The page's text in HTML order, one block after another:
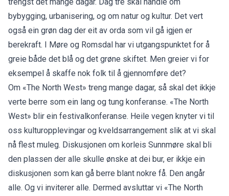
bybygging, urbanisering, og om natur og kultur. Det vert
også ein grøn dag der eit av orda som vil gå igjen er
berekraft. I Møre og Romsdal har vi utgangspunktet for å
greie både det blå og det grøne skiftet. Men greier vi for
eksempel å skaffe nok folk til å gjennomføre det?
Om «The North West» treng mange dagar, så skal det ikkje
verte berre som ein lang og tung konferanse. «The North
West» blir ein festivalkonferanse. Heile vegen knyter vi til
oss kulturopplevingar og kveldsarrangement slik at vi skal
nå flest muleg. Diskusjonen om korleis Sunnmøre skal bli
den plassen der alle skulle ønske at dei bur, er ikkje ein
diskusjonen som kan gå berre blant nokre få. Den angår
alle. Og vi inviterer alle. Dermed avsluttar vi «The North